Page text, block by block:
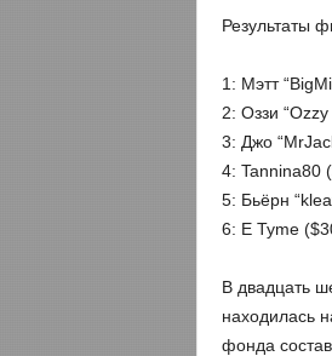
Результаты
1: Мэтт
2: Оззи
3: Джо
4: Tannina80
5: Бьёрн
6: E Tyme
В двадцать
находилась
фонда